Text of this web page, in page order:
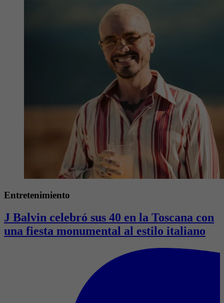
Entretenimiento
J Balvin celebró sus 40 en la Toscana con
una fiesta monumental al estilo italiano